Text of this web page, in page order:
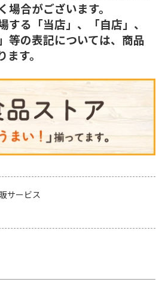
場合がございます。
る「当店」、「自店」、
等の表記については、商品
す。
サービス